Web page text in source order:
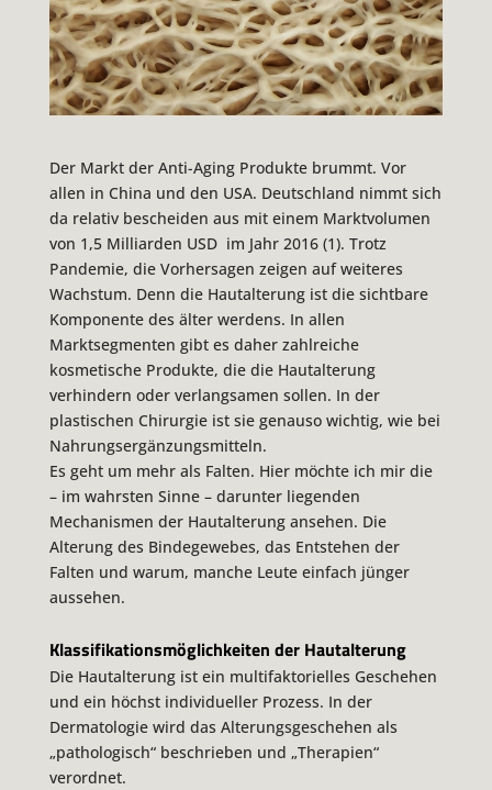
Der Markt der Anti-Aging Produkte brummt. Vor
allen in China und den USA. Deutschland nimmt sich
da relativ bescheiden aus mit einem Marktvolumen
von 1,5 Milliarden USD im Jahr 2016 (1). Trotz
Pandemie, die Vorhersagen zeigen auf weiteres
Wachstum. Denn die Hautalterung ist die sichtbare
Komponente des älter werdens. In allen
Marktsegmenten gibt es daher zahlreiche
kosmetische Produkte, die die Hautalterung
verhindern oder verlangsamen sollen. In der
plastischen Chirurgie ist sie genauso wichtig, wie bei
Nahrungsergänzungsmitteln.
Es geht um mehr als Falten. Hier möchte ich mir die
– im wahrsten Sinne – darunter liegenden
Mechanismen der Hautalterung ansehen. Die
Alterung des Bindegewebes, das Entstehen der
Falten und warum, manche Leute einfach jünger
aussehen.
Klassifikationsmöglichkeiten der Hautalterung
Die Hautalterung ist ein multifaktorielles Geschehen
und ein höchst individueller Prozess. In der
Dermatologie wird das Alterungsgeschehen als
„pathologisch“ beschrieben und „Therapien“
verordnet.